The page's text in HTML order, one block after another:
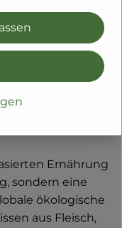
in Mössingen
Fabrik bei
Erzeugnisse nach
und
Ernährung
sondern eine
ökologische
aus Fleisch,